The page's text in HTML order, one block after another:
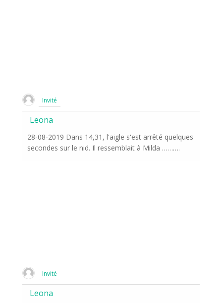
Invité
Leona
28-08-2019 Dans 14,31, l'aigle s'est arrêté quelques
secondes sur le nid. Il ressemblait à Milda ……….
Invité
Leona